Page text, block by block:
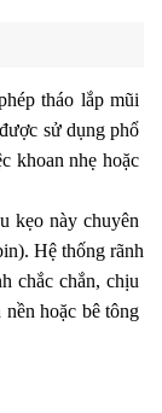
tháo lắp mũi
sử dụng phổ
khoan nhẹ hoặc
kẹo này chuyên
Hệ thống rãnh
chắc chắn, chịu
hoặc bê tông